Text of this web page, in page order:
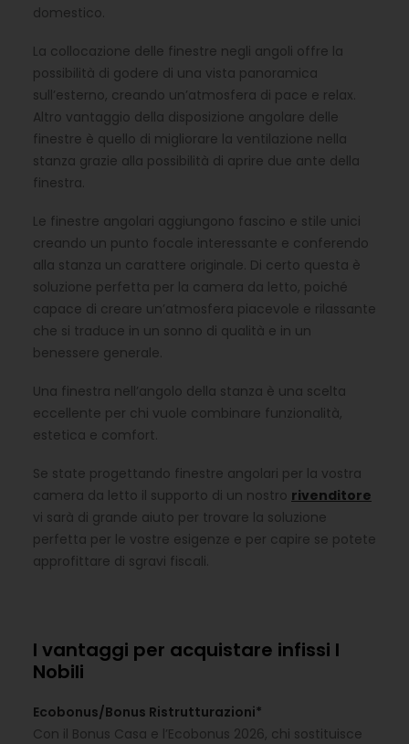
domestico.
La collocazione delle finestre negli angoli offre la
possibilità di godere di una vista panoramica
sull’esterno, creando un’atmosfera di pace e relax.
Altro vantaggio della disposizione angolare delle
finestre è quello di migliorare la ventilazione nella
stanza grazie alla possibilità di aprire due ante della
finestra.
Le finestre angolari aggiungono fascino e stile unici
creando un punto focale interessante e conferendo
alla stanza un carattere originale. Di certo questa è
soluzione perfetta per la camera da letto, poiché
capace di creare un’atmosfera piacevole e rilassante
che si traduce in un sonno di qualità e in un
benessere generale.
Una finestra nell’angolo della stanza è una scelta
eccellente per chi vuole combinare funzionalità,
estetica e comfort.
Se state progettando finestre angolari per la vostra
camera da letto il supporto di un nostro rivenditore
vi sarà di grande aiuto per trovare la soluzione
perfetta per le vostre esigenze e per capire se potete
approfittare di sgravi fiscali.
I vantaggi per acquistare infissi I
Nobili
Ecobonus/Bonus Ristrutturazioni*
Con il Bonus Casa e l’Ecobonus 2026, chi sostituisce